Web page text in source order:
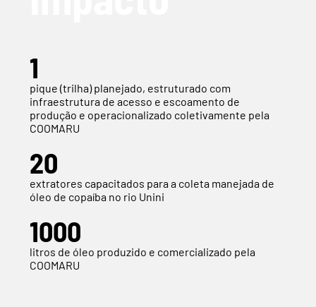
1
pique (trilha) planejado, estruturado com
infraestrutura de acesso e escoamento de
produção e operacionalizado coletivamente pela
COOMARU
20
extratores capacitados para a coleta manejada de
óleo de copaíba no rio Unini
1000
litros de óleo produzido e comercializado pela
COOMARU